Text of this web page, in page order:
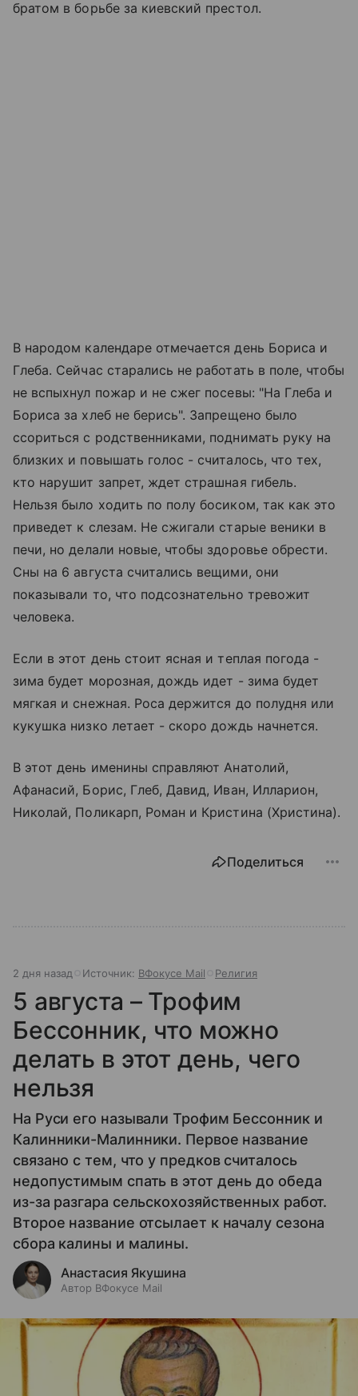
братом в борьбе за киевский престол.
В народом календаре отмечается день Бориса и
Глеба. Сейчас старались не работать в поле, чтобы
не вспыхнул пожар и не сжег посевы: "На Глеба и
Бориса за хлеб не берись". Запрещено было
ссориться с родственниками, поднимать руку на
близких и повышать голос - считалось, что тех,
кто нарушит запрет, ждет страшная гибель.
Нельзя было ходить по полу босиком, так как это
приведет к слезам. Не сжигали старые веники в
печи, но делали новые, чтобы здоровье обрести.
Сны на 6 августа считались вещими, они
показывали то, что подсознательно тревожит
человека.
Если в этот день стоит ясная и теплая погода -
зима будет морозная, дождь идет - зима будет
мягкая и снежная. Роса держится до полудня или
кукушка низко летает - скоро дождь начнется.
В этот день именины справляют Анатолий,
Афанасий, Борис, Глеб, Давид, Иван, Илларион,
Николай, Поликарп, Роман и Кристина (Христина).
Поделиться
2 дня назад Источник: ВФокусе Mail Религия
5 августа – Трофим
Бессонник, что можно
делать в этот день, чего
нельзя
На Руси его называли Трофим Бессонник и
Калинники-Малинники. Первое название
связано с тем, что у предков считалось
недопустимым спать в этот день до обеда
из-за разгара сельскохозяйственных работ.
Второе название отсылает к началу сезона
сбора калины и малины.
Анастасия Якушина
Автор ВФокусе Mail